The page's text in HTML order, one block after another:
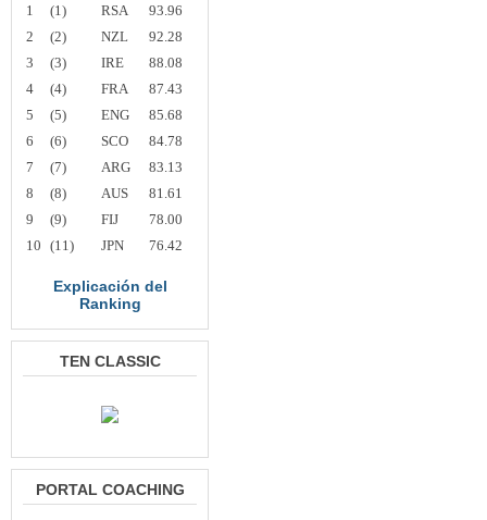
1 (1) RSA
93.96
2
(2) NZL
92.28
3
(3) IRE
88.08
4
(4) FRA
87.43
5
(5) ENG
85.68
6
(6) SCO
84.78
7
(7) ARG
83.13
8
(8) AUS
81.61
9
(9) FIJ
78.00
10 (11) JPN 76.42
Explicación del
Ranking
TEN CLASSIC
PORTAL COACHING